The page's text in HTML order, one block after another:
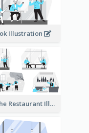
Illustration
In The Restaurant Illustration